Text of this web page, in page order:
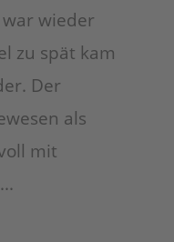
wieder
zu spät kam
Der
als
mit